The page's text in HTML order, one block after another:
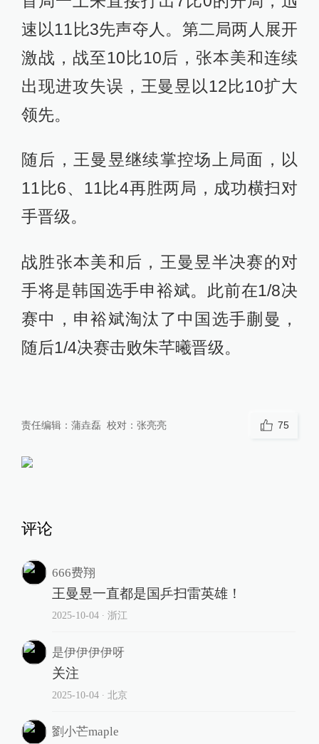
速以11比3先声夺人。第二局两人展开
激战，战至10比10后，张本美和连续
出现进攻失误，王曼昱以12比10扩大
领先。
随后，王曼昱继续掌控场上局面，以
11比6、11比4再胜两局，成功横扫对
手晋级。
战胜张本美和后，王曼昱半决赛的对
手将是韩国选手申裕斌。此前在1/8决
赛中，申裕斌淘汰了中国选手蒯曼，
随后1/4决赛击败朱芊曦晋级。
责任编辑： 蒲垚磊 校对： 张亮亮 75
评论
666费翔
王曼昱一直都是国乒扫雷英雄！
2025-10-04∙ 浙江
是伊伊伊伊呀
关注
2025-10-04∙ 北京
劉小芒maple